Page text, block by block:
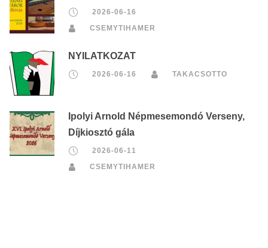
2026-06-16
CSEMYTIHAMER
NYILATKOZAT
2026-06-16 TAKACSOTTO
Ipolyi Arnold Népmesemondó Verseny,
Díjkiosztó gála
2026-06-11
CSEMYTIHAMER